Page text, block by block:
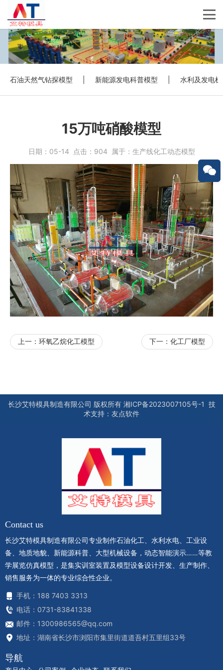
石油天然气钻探模型 新能源发电科普模型 水利及发电
15万吨硝酸模型
日期： 05-14 点击： 904 属于： 生产线化工动态模型
上一： 环氧乙烷化工模型 下一： 化工厂模型
长沙艾特模具制造有限公司 版权所有 湘ICP备2023007105号-1 技
术支持： 友点软件
Contact us
长沙艾特模具制造有限公司专业制作石油化工、水利水电、工业设
备、地质地貌、新能源科普、大型机械设备，动态智能演示……等教
学展览仿真模型，是集实训室装置及模型设备设计开发、生产制作、
销售服务为一体的专业综合性企业。
手机：188 7403 3313
电话：0731-83841338
邮件：1300986565@qq.com
地址：湖南省长沙市浏阳市集里街道道吾村五里组33号
导航